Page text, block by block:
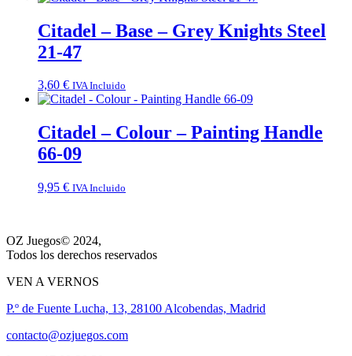
Citadel – Base – Grey Knights Steel
21-47
3,60 € IVA Incluido
Citadel – Colour – Painting Handle
66-09
9,95 € IVA Incluido
OZ Juegos© 2024,
Todos los derechos reservados
VEN A VERNOS
P.º de Fuente Lucha, 13, 28100 Alcobendas, Madrid
contacto@ozjuegos.com